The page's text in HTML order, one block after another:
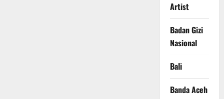
Artist
Badan Gizi
Nasional
Bali
Banda Aceh